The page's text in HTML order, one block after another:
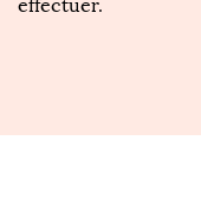
effectuer.